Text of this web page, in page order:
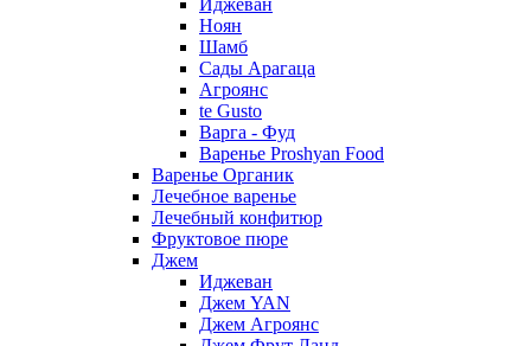
Иджеван
Ноян
Шамб
Сады Арагаца
Агроянс
te Gusto
Варга - Фуд
Варенье Proshyan Food
Варенье Органик
Лечебное варенье
Лечебный конфитюр
Фруктовое пюре
Джем
Иджеван
Джем YAN
Джем Агроянс